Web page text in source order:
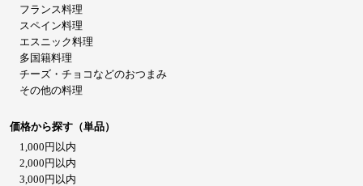
フランス料理
スペイン料理
エスニック料理
多国籍料理
チーズ・チョコなどのおつまみ
その他の料理
価格から探す（単品）
1,000円以内
2,000円以内
3,000円以内